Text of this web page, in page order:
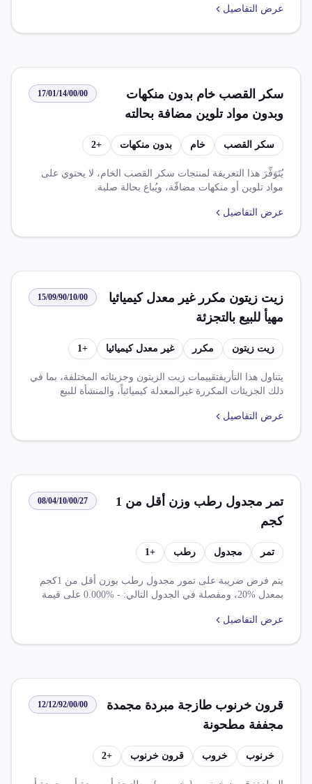
للمنتجات الزراعية والمصنعة ذات المنشأ من الشراكة المصرية
عرض التفاصيل
سكر القصب خام بدون منكهات
وبدون مواد تلوين مضافة بحالته
الصلبة
17/01/14/00/00
سكر القصب خام بدون منكهات +
2
يُتَوَفِّرَ هذا التعريفة لمنتجات سكر القصب الخام، لا يحتوي على
مواد تلوين أو منكهات مضافّة، ويُباع بحالة صلبة.
عرض التفاصيل
زيت زيتون مكرر غير معدل كيميائيا
مهيأ للبيع بالتجزئة
15/09/90/10/00
زيت زيتون مكرر غير معدل كيميائيا +
1
يتناول هذا التأريفتقييمات زيت الزيتون وجزيئاته المختلفة، بما في
ذلك الجزيئات المكررة غيرالمعدلة كيميائياً، والمنشأة للبيع
الميركسور.
عرض التفاصيل
تمر مجدول رطب وزن أقل من 1
كجم
08/04/10/00/27
تمر مجدول رطب +
1
يتم فرض ضريبة على تمور مجدول رطب بوزن أقل من 1كجم
بمعدل %20، ومفصلة في الجدول التالي: - %0.000 على قيمة
عرض التفاصيل
قرون خرنوب طازجة مبردة مجمدة
مجففة مطحونة
12/12/92/00/00
خرنوب خروب قرون خرنوب +
2